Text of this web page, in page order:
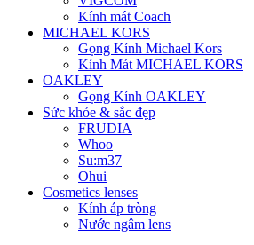
Kính mát Coach
MICHAEL KORS
Gọng Kính Michael Kors
Kính Mát MICHAEL KORS
OAKLEY
Gọng Kính OAKLEY
Sức khỏe & sắc đẹp
FRUDIA
Whoo
Su:m37
Ohui
Cosmetics lenses
Kính áp tròng
Nước ngâm lens